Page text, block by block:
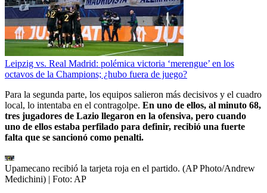
Leipzig vs. Real Madrid: polémica victoria ‘merengue’ en los
octavos de la Champions; ¿hubo fuera de juego?
Para la segunda parte, los equipos salieron más decisivos y el cuadro
local, lo intentaba en el contragolpe. En uno de ellos, al minuto 68,
tres jugadores de Lazio llegaron en la ofensiva, pero cuando
uno de ellos estaba perfilado para definir, recibió una fuerte
falta que se sancionó como penalti.
Upamecano recibió la tarjeta roja en el partido. (AP Photo/Andrew
Medichini) | Foto: AP